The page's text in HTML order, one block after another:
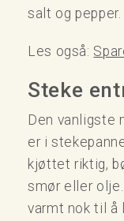
salt og pepper.
Les også:
Steke
Den vanligste
er i
kjøttet riktig,
smør eller
varmt nok til å